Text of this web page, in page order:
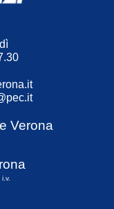
Verona